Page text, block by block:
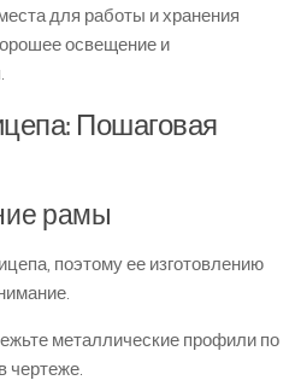
для работы и хранения
освещение и
Пошаговая
рамы
поэтому ее изготовлению
металлические профили по
чертеже.